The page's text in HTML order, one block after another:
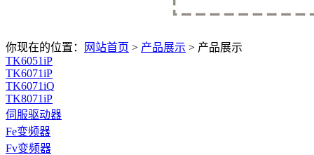
你现在的位置： 网站首页 > 产品展示 > 产品展示
TK6051iP
TK6071iP
TK6071iQ
TK8071iP
伺服驱动器
Fe变频器
Fv变频器